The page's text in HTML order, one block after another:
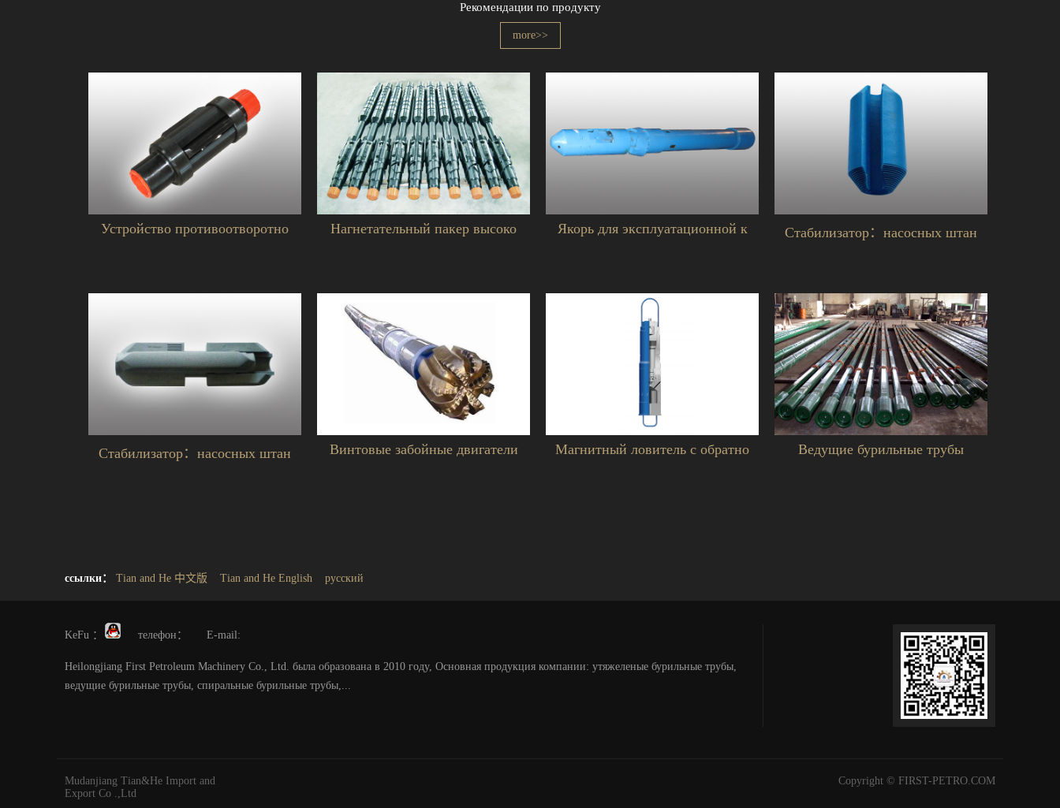
Рекомендации по продукту
more>>
Устройство противоотворотно Нагнетательный пакер высоко Якорь для эксплуатационной к Стабилизатор：насосных штан
Стабилизатор：насосных штан Винтовые забойные двигатели Магнитный ловитель с обратно Ведущие бурильные трубы
ссылки： Tian and He 中文版 Tian and He English русский
KeFu ： телефон： E-mail:
Heilongjiang First Petroleum Machinery Co., Ltd. была образована в 2010 году, Основная продукция компании: утяжеленые бурильные трубы,
ведущие бурильные трубы, спиральные бурильные трубы,...
Mudanjiang Tian&He Import and
Export Co .,Ltd
Copyright © FIRST-PETRO.COM